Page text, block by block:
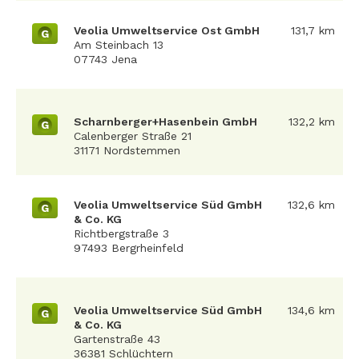
G
Veolia Umweltservice Ost GmbH
Am Steinbach 13
07743 Jena
131,7 km
G
Scharnberger+Hasenbein GmbH
Calenberger Straße 21
31171 Nordstemmen
132,2 km
G
Veolia Umweltservice Süd GmbH
& Co. KG
Richtbergstraße 3
97493 Bergrheinfeld
132,6 km
G
Veolia Umweltservice Süd GmbH
& Co. KG
Gartenstraße 43
36381 Schlüchtern
134,6 km